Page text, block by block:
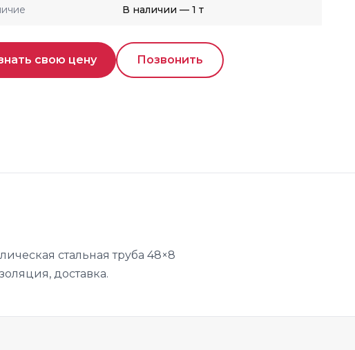
В наличии — 1 т
свою цену Позвонить
стальная труба 48×8
доставка.